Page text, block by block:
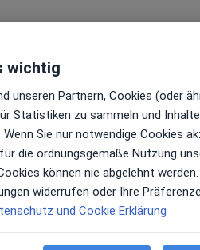
Morgen
7 Aug
Sa,
8 Aug
So,
9 Aug
nicht verfügbar
Terminanfrage senden
wichtig
unseren Partnern, Cookies (oder
Statistiken zu sammeln und
Sie nur notwendige Cookies
die ordnungsgemäße Nutzung
können nie abgelehnt werden.
widerrufen oder Ihre
und Cookie Erklärung